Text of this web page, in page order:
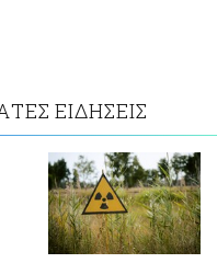
ΕΙΔΗΣΕΙΣ